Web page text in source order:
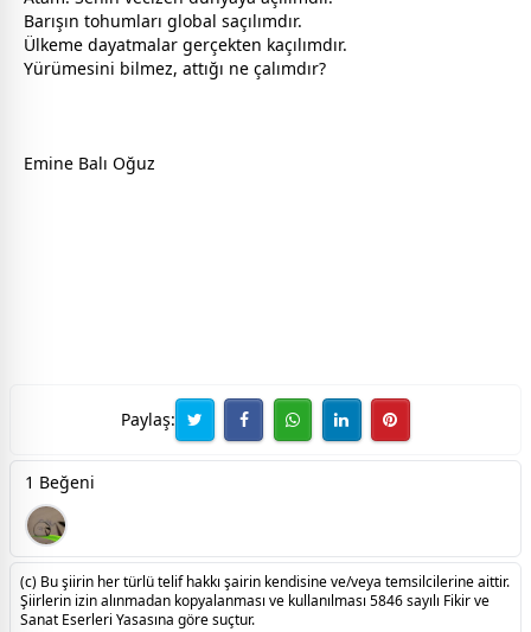
Barışın tohumları global saçılımdır.
Ülkeme dayatmalar gerçekten kaçılımdır.
Yürümesini bilmez, attığı ne çalımdır?
Emine Balı Oğuz
Paylaş:
1 Beğeni
(c) Bu şiirin her türlü telif hakkı şairin kendisine ve/veya temsilcilerine aittir.
Şiirlerin izin alınmadan kopyalanması ve kullanılması 5846 sayılı Fikir ve
Sanat Eserleri Yasasına göre suçtur.